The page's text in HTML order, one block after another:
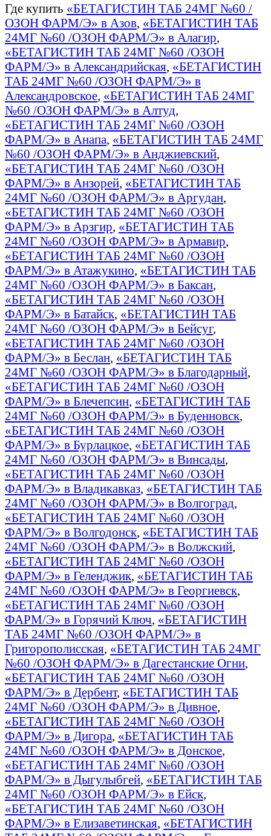
Где купить «БЕТАГИСТИН ТАБ 24МГ №60 /
ОЗОН ФАРМ/Э» в Азов, «БЕТАГИСТИН ТАБ
24МГ №60 /ОЗОН ФАРМ/Э» в Алагир,
«БЕТАГИСТИН ТАБ 24МГ №60 /ОЗОН
ФАРМ/Э» в Александрийская, «БЕТАГИСТИН
ТАБ 24МГ №60 /ОЗОН ФАРМ/Э» в
Александровское, «БЕТАГИСТИН ТАБ 24МГ
№60 /ОЗОН ФАРМ/Э» в Алтуд,
«БЕТАГИСТИН ТАБ 24МГ №60 /ОЗОН
ФАРМ/Э» в Анапа, «БЕТАГИСТИН ТАБ 24МГ
№60 /ОЗОН ФАРМ/Э» в Анджиевский,
«БЕТАГИСТИН ТАБ 24МГ №60 /ОЗОН
ФАРМ/Э» в Анзорей, «БЕТАГИСТИН ТАБ
24МГ №60 /ОЗОН ФАРМ/Э» в Аргудан,
«БЕТАГИСТИН ТАБ 24МГ №60 /ОЗОН
ФАРМ/Э» в Арзгир, «БЕТАГИСТИН ТАБ
24МГ №60 /ОЗОН ФАРМ/Э» в Армавир,
«БЕТАГИСТИН ТАБ 24МГ №60 /ОЗОН
ФАРМ/Э» в Атажукино, «БЕТАГИСТИН ТАБ
24МГ №60 /ОЗОН ФАРМ/Э» в Баксан,
«БЕТАГИСТИН ТАБ 24МГ №60 /ОЗОН
ФАРМ/Э» в Батайск, «БЕТАГИСТИН ТАБ
24МГ №60 /ОЗОН ФАРМ/Э» в Бейсуг,
«БЕТАГИСТИН ТАБ 24МГ №60 /ОЗОН
ФАРМ/Э» в Беслан, «БЕТАГИСТИН ТАБ
24МГ №60 /ОЗОН ФАРМ/Э» в Благодарный,
«БЕТАГИСТИН ТАБ 24МГ №60 /ОЗОН
ФАРМ/Э» в Блечепсин, «БЕТАГИСТИН ТАБ
24МГ №60 /ОЗОН ФАРМ/Э» в Буденновск,
«БЕТАГИСТИН ТАБ 24МГ №60 /ОЗОН
ФАРМ/Э» в Бурлацкое, «БЕТАГИСТИН ТАБ
24МГ №60 /ОЗОН ФАРМ/Э» в Винсады,
«БЕТАГИСТИН ТАБ 24МГ №60 /ОЗОН
ФАРМ/Э» в Владикавказ, «БЕТАГИСТИН ТАБ
24МГ №60 /ОЗОН ФАРМ/Э» в Волгоград,
«БЕТАГИСТИН ТАБ 24МГ №60 /ОЗОН
ФАРМ/Э» в Волгодонск, «БЕТАГИСТИН ТАБ
24МГ №60 /ОЗОН ФАРМ/Э» в Волжский,
«БЕТАГИСТИН ТАБ 24МГ №60 /ОЗОН
ФАРМ/Э» в Геленджик, «БЕТАГИСТИН ТАБ
24МГ №60 /ОЗОН ФАРМ/Э» в Георгиевск,
«БЕТАГИСТИН ТАБ 24МГ №60 /ОЗОН
ФАРМ/Э» в Горячий Ключ, «БЕТАГИСТИН
ТАБ 24МГ №60 /ОЗОН ФАРМ/Э» в
Григорополисская, «БЕТАГИСТИН ТАБ 24МГ
№60 /ОЗОН ФАРМ/Э» в Дагестанские Огни,
«БЕТАГИСТИН ТАБ 24МГ №60 /ОЗОН
ФАРМ/Э» в Дербент, «БЕТАГИСТИН ТАБ
24МГ №60 /ОЗОН ФАРМ/Э» в Дивное,
«БЕТАГИСТИН ТАБ 24МГ №60 /ОЗОН
ФАРМ/Э» в Дигора, «БЕТАГИСТИН ТАБ
24МГ №60 /ОЗОН ФАРМ/Э» в Донское,
«БЕТАГИСТИН ТАБ 24МГ №60 /ОЗОН
ФАРМ/Э» в Дыгулыбгей, «БЕТАГИСТИН ТАБ
24МГ №60 /ОЗОН ФАРМ/Э» в Ейск,
«БЕТАГИСТИН ТАБ 24МГ №60 /ОЗОН
ФАРМ/Э» в Елизаветинская, «БЕТАГИСТИН